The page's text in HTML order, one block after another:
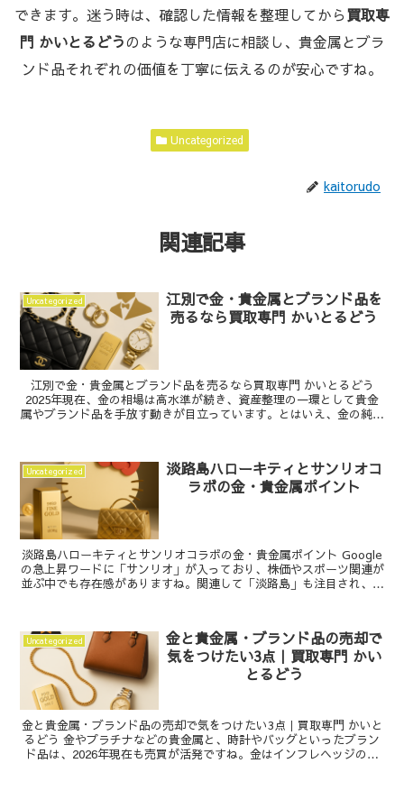
できます。迷う時は、確認した情報を整理してから買取専
門 かいとるどうのような専門店に相談し、貴金属とブラ
ンド品それぞれの価値を丁寧に伝えるのが安心ですね。
Uncategorized
kaitorudo
関連記事
Uncategorized
江別で金・貴金属とブランド品を
売るなら買取専門 かいとるどう
江別で金・貴金属とブランド品を売るなら買取専門 かいとるどう
2025年現在、金の相場は高水準が続き、資産整理の一環として貴金
属やブランド品を手放す動きが目立っています。とはいえ、金の純度
Uncategorized
淡路島ハローキティとサンリオコ
ラボの金・貴金属ポイント
淡路島ハローキティとサンリオコラボの金・貴金属ポイント Google
の急上昇ワードに「サンリオ」が入っており、株価やスポーツ関連が
並ぶ中でも存在感がありますね。関連して「淡路島」も注目され、ハ
Uncategorized
金と貴金属・ブランド品の売却で
気をつけたい3点｜買取専門 かい
とるどう
金と貴金属・ブランド品の売却で気をつけたい3点｜買取専門 かいと
るどう 金やプラチナなどの貴金属と、時計やバッグといったブラン
ド品は、2026年現在も売買が活発ですね。金はインフレヘッジの代